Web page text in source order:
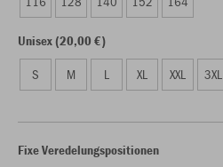
Unisex (20,00 €)
S M L XL XXL 3XL
Fixe Veredelungspositionen